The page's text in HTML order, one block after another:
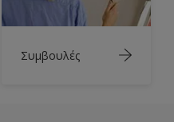
Συμβουλές